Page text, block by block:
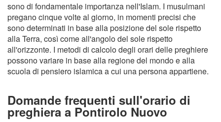
sono di fondamentale importanza nell'Islam. I musulmani
pregano cinque volte al giorno, in momenti precisi che
sono determinati in base alla posizione del sole rispetto
alla Terra, così come all'angolo del sole rispetto
all'orizzonte. I metodi di calcolo degli orari delle preghiere
possono variare in base alla regione del mondo e alla
scuola di pensiero islamica a cui una persona appartiene.
Domande frequenti sull'orario di
preghiera a Pontirolo Nuovo